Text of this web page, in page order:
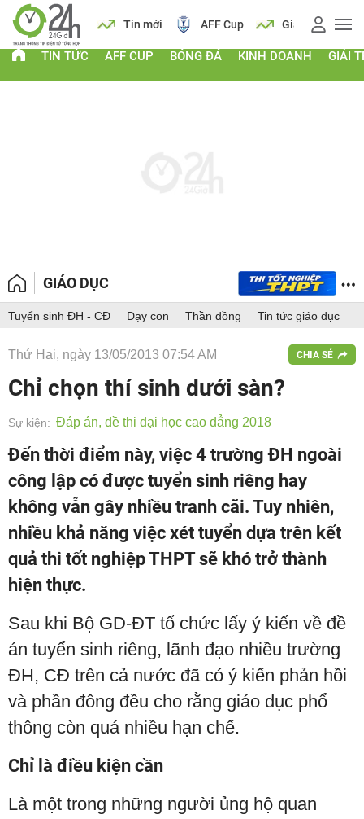
Lịch Tin mới AFF Cup Giá vàng
TIN TỨC AFF CUP BÓNG ĐÁ KINH DOANH GIẢI
GIÁO DỤC
Tuyển sinh ĐH - CĐ Dạy con Thần đồng Tin tức giáo dục
Thứ Hai, ngày 13/05/2013 07:54 AM CHIA SẺ
Chỉ chọn thí sinh dưới sàn?
Sự kiện: Đáp án, đề thi đại học cao đẳng 2018
Đến thời điểm này, việc 4 trường ĐH ngoài
công lập có được tuyển sinh riêng hay
không vẫn gây nhiều tranh cãi. Tuy nhiên,
nhiều khả năng việc xét tuyển dựa trên kết
quả thi tốt nghiệp THPT sẽ khó trở thành
hiện thực.
Sau khi Bộ GD-ĐT tổ chức lấy ý kiến về đề
án tuyển sinh riêng, lãnh đạo nhiều trường
ĐH, CĐ trên cả nước đã có ý kiến phản hồi
và phần đông đều cho rằng giáo dục phổ
thông còn quá nhiều hạn chế.
Chỉ là điều kiện cần
Là một trong những người ủng hộ quan